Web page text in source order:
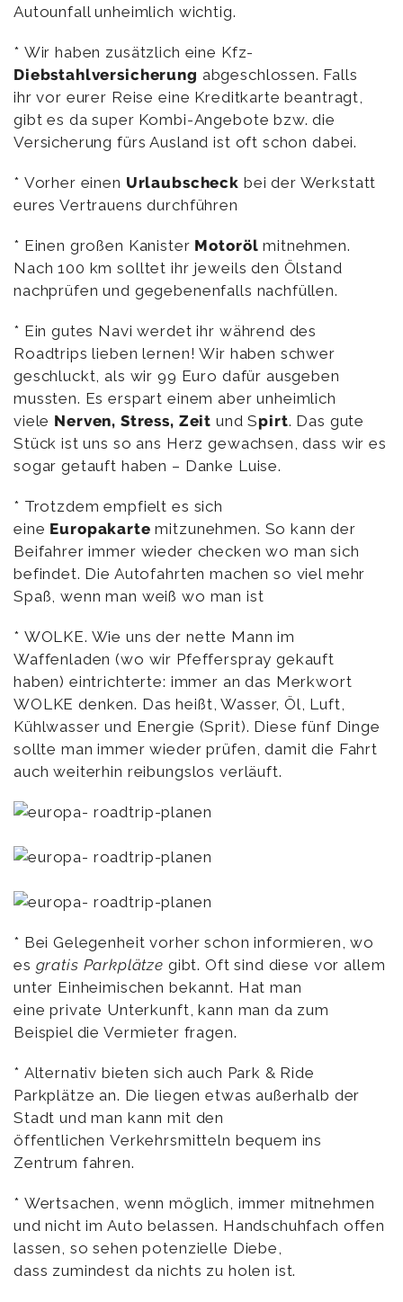
Autounfall unheimlich wichtig.
* Wir haben zusätzlich eine Kfz-
Diebstahlversicherung abgeschlossen. Falls
ihr vor eurer Reise eine Kreditkarte beantragt,
gibt es da super Kombi-Angebote bzw. die
Versicherung fürs Ausland ist oft schon dabei.
* Vorher einen Urlaubscheck bei der Werkstatt
eures Vertrauens durchführen
* Einen großen Kanister Motoröl mitnehmen.
Nach 100 km solltet ihr jeweils den Ölstand
nachprüfen und gegebenenfalls nachfüllen.
* Ein gutes Navi werdet ihr während des
Roadtrips lieben lernen! Wir haben schwer
geschluckt, als wir 99 Euro dafür ausgeben
mussten. Es erspart einem aber unheimlich
viele Nerven, Stress, Zeit und Spirt. Das gute
Stück ist uns so ans Herz gewachsen, dass wir es
sogar getauft haben – Danke Luise.
* Trotzdem empfielt es sich
eine Europakarte mitzunehmen. So kann der
Beifahrer immer wieder checken wo man sich
befindet. Die Autofahrten machen so viel mehr
Spaß, wenn man weiß wo man ist
* WOLKE. Wie uns der nette Mann im
Waffenladen (wo wir Pfefferspray gekauft
haben) eintrichterte: immer an das Merkwort
WOLKE denken. Das heißt, Wasser, Öl, Luft,
Kühlwasser und Energie (Sprit). Diese fünf Dinge
sollte man immer wieder prüfen, damit die Fahrt
auch weiterhin reibungslos verläuft.
* Bei Gelegenheit vorher schon informieren, wo
es gratis Parkplätze gibt. Oft sind diese vor allem
unter Einheimischen bekannt. Hat man
eine private Unterkunft, kann man da zum
Beispiel die Vermieter fragen.
* Alternativ bieten sich auch Park & Ride
Parkplätze an. Die liegen etwas außerhalb der
Stadt und man kann mit den
öffentlichen Verkehrsmitteln bequem ins
Zentrum fahren.
* Wertsachen, wenn möglich, immer mitnehmen
und nicht im Auto belassen. Handschuhfach offen
lassen, so sehen potenzielle Diebe,
dass zumindest da nichts zu holen ist.